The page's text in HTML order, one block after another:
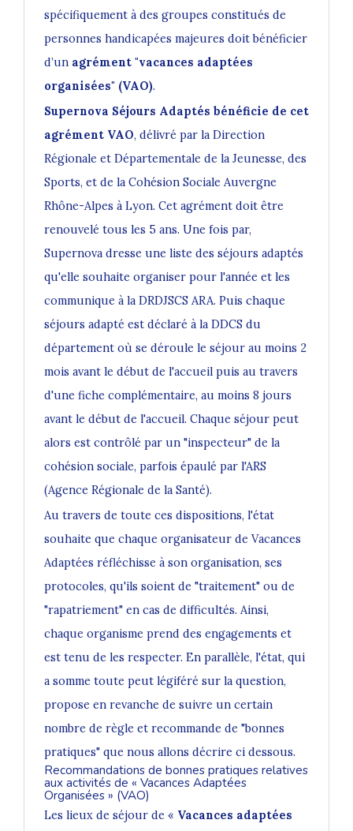
spécifiquement à des groupes constitués de
personnes handicapées majeures doit bénéficier
d’un agrément "vacances adaptées
organisées" (VAO).
Supernova Séjours Adaptés bénéficie de cet
agrément VAO, délivré par la Direction
Régionale et Départementale de la Jeunesse, des
Sports, et de la Cohésion Sociale Auvergne
Rhône-Alpes à Lyon. Cet agrément doit être
renouvelé tous les 5 ans. Une fois par,
Supernova dresse une liste des séjours adaptés
qu'elle souhaite organiser pour l'année et les
communique à la DRDJSCS ARA. Puis chaque
séjours adapté est déclaré à la DDCS du
département où se déroule le séjour au moins 2
mois avant le début de l'accueil puis au travers
d'une fiche complémentaire, au moins 8 jours
avant le début de l'accueil. Chaque séjour peut
alors est contrôlé par un "inspecteur" de la
cohésion sociale, parfois épaulé par l'ARS
(Agence Régionale de la Santé).
Au travers de toute ces dispositions, l'état
souhaite que chaque organisateur de Vacances
Adaptées réfléchisse à son organisation, ses
protocoles, qu'ils soient de "traitement" ou de
"rapatriement" en cas de difficultés. Ainsi,
chaque organisme prend des engagements et
est tenu de les respecter. En parallèle, l'état, qui
a somme toute peut légiféré sur la question,
propose en revanche de suivre un certain
nombre de règle et recommande de "bonnes
pratiques" que nous allons décrire ci dessous.
Recommandations de bonnes pratiques relatives
aux activités de « Vacances Adaptées
Organisées » (VAO)
Les lieux de séjour de « Vacances adaptées